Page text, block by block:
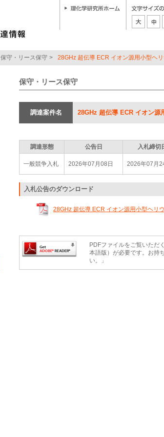
保守・リース保守 > 28GHz 超伝導 ECR イオン源用小型ヘ
保守・リース保守
調達案件名 28GHz 超伝導 ECR イオン源
調達形態 公告日 入札締切
一般競争入札 2026年07月08日 2026年07月
入札公告のダウンロード
28GHz 超伝導 ECR イオン源用小型ヘリ
PDFファイルをご覧いただ
本語版）が必要です。お持
い。」